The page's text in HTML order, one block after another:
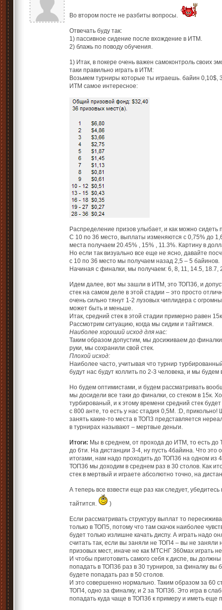
Во втором посте не разбиты вопросы.
Отвечать буду так:
1) пассивное сидение после вхождение в ИТМ.
2) блажь по поводу обучения.
1) Итак, в покере очень важен самоконтроль своих
таки правильно играть в ИТМ:
Возьмем турниры которые ты играешь. байин 0,10$,
ИТМ самое интересное:
Распределение призов улыбает, и как можно
С 10 по 36 место, выплаты изменяются с 0,75% до
места получаем 20.45% , 15% , 11.3%. Картину в
Но если так визуально все еще не ясно, давайте
с 10 по 36 место мы получаем назад 2,5 – 5 байинов.
Начиная с финалки, мы получаем: 6, 8, 11, 14.5, 18.7,
Идем далее, вот мы зашли в ИТМ, это ТОП36, и
стек на самом деле в этой стадии – это просто
очень сильно тянут 1-2 лузовых чиплидера с
может быть и меньше.
Итак, средний стек в этой стадии примерно равен
Рассмотрим ситуацию, когда мы сидим и тайтимся.
Наиболее хороший исход для нас:
Таким образом допустим, мы досиживаем до
руки, мы сохранили свой стек.
Плохой исход:
Наиболее часто, учитывая что турнир
будут нас будут коллить по 2-3 человека, и мы
Но будем оптимистами, и будем рассматривать
мы досидели все таки до финалки, со стеком в 15к.
турбированый, и к этому времени средний стек
с 800 анте, то есть у нас стадия 0,5М. :D,
занять какие-то места в ТОП3 представляется
в турнирах называют – мертвые деньги.
Итоги: Мы в среднем, от прохода до ИТМ, то есть до
до 6ти. На дистанции 3-4, ну пусть 4байина. Что это
итогами, нам надо проходить до ТОП36 на одном из
ТОП36 мы доходим в среднем раз в 30 столов. Как
стек в мертвый и играете абсолютно точно, на
А теперь все взвести еще раз как следует,
тайтится.
)
Если рассматривать структуру выплат то
только в ТОП5, потому что там скачок наиболее
будет только излишне качать диспу. А играть надо
считать так, если вы заняли не ТОП4 – вы не
призовых мест, иначе не как МТСНГ 360мах играть
И чтобы приготовить самого себя к диспе, вы
попадать в ТОП36 раз в 30 турниров, за финалку вы
будете попадать раз в 50 столов.
И это совершенно нормально. Таким образом за 60
ТОП4, одно за финалку, и 2 за ТОП36. Это игра в
попадать куда чаще в ТОП36 к примеру и иметь еще